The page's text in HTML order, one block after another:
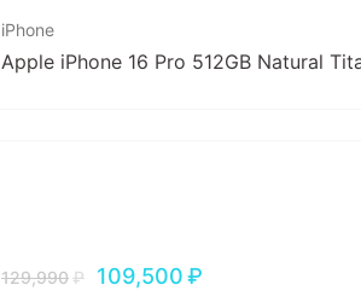
iPhone
Apple iPhone 16 Pro 512GB Natural
129,990₽ 109,500₽